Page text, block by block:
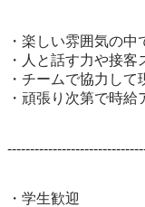
・楽しい雰囲気の中
・人と話す力や接客
・チームで協力し
・頑張り次第で時給
・学生歓迎